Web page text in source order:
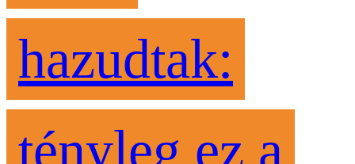
hazudtak:
tényleg ez a